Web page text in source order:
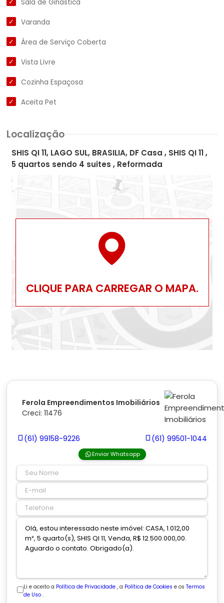
Sala de Ginástica
Varanda
Área de Serviço Coberta
Vista Livre
Cozinha Espaçosa
Aceita Pet
Localização
SHIS QI 11, LAGO SUL, BRASILIA, DF Casa , SHIS QI 11 ,
5 quartos sendo 4 suites , Reformada
CLIQUE PARA CARREGAR O MAPA.
Ferola Empreendimentos Imobiliários
Creci: 11476
(61) 99158-9226 (61) 99501-1044
Enviar Whatsapp
Li e aceito a Política de Privacidade , a Política de Cookies e os Termos
de Uso .